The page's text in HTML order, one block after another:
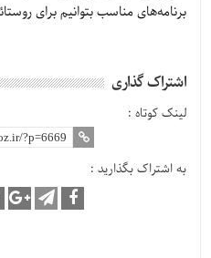
برنامه‌های مناسب بتوانیم برای
اشتراک گذاری
لینک کوتاه :
به اشتراک بگذارید :